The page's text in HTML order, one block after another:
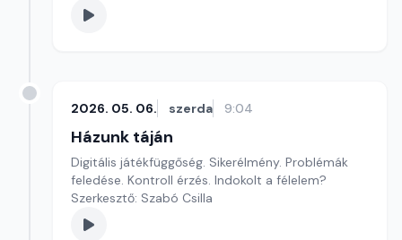
2026. 05. 06. szerda 9:04
Házunk táján
Digitális játékfüggőség. Sikerélmény. Problémák
feledése. Kontroll érzés. Indokolt a félelem?
Szerkesztő: Szabó Csilla